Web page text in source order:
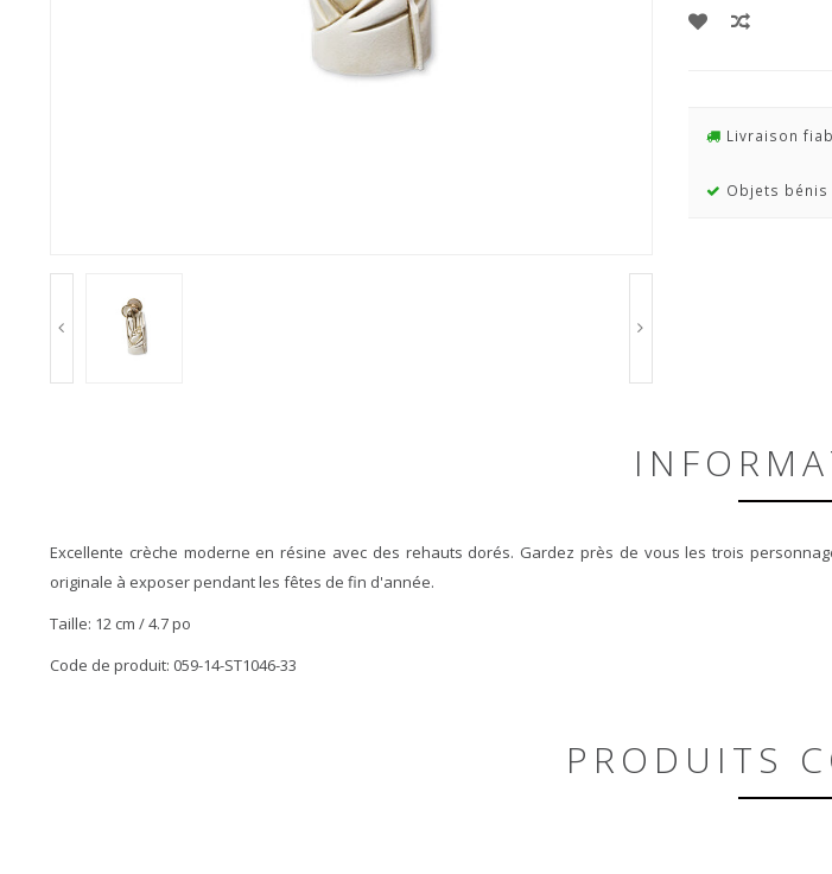
Livraison
Objets bénis
Excellente crèche moderne en résine avec des rehauts dorés. Gardez près de vous les trois
originale à exposer pendant les fêtes de fin d'année.
Taille: 12 cm / 4.7 po
Code de produit: 059-14-ST1046-33
PRODUITS